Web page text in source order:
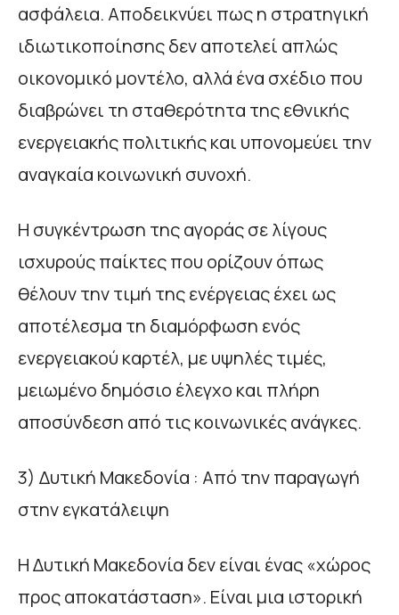
ασφάλεια. Αποδεικνύει πως η στρατηγική
ιδιωτικοποίησης δεν αποτελεί απλώς
οικονομικό μοντέλο, αλλά ένα σχέδιο που
διαβρώνει τη σταθερότητα της εθνικής
ενεργειακής πολιτικής και υπονομεύει την
αναγκαία κοινωνική συνοχή.
Η συγκέντρωση της αγοράς σε λίγους
ισχυρούς παίκτες που ορίζουν όπως
θέλουν την τιμή της ενέργειας έχει ως
αποτέλεσμα τη διαμόρφωση ενός
ενεργειακού καρτέλ, με υψηλές τιμές,
μειωμένο δημόσιο έλεγχο και πλήρη
αποσύνδεση από τις κοινωνικές ανάγκες.
3) Δυτική Μακεδονία : Από την παραγωγή
στην εγκατάλειψη
Η Δυτική Μακεδονία δεν είναι ένας «χώρος
προς αποκατάσταση». Είναι μια ιστορική